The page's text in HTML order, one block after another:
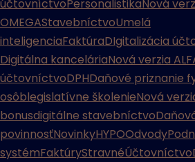
účtovníctvoPersonalistikaNová
OMEGAStavebníctvoUmelá
inteligenciaFaktúraDIgitalizácia
Digitálna kanceláriaNová verzia
účtovníctvoDPHDaňové priznanie
osôblegislatívne školenieNová
bonusdigitálne stavebníctvo
povinnosťNovinkyHYPOOdvody
systémFaktúryStravnéÚčtovníctvo